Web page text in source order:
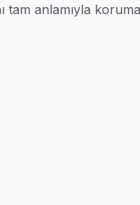
gerek yok
ekip, tümü
2 yıl parça garantisi
ekibimiz yanıt
1 Yıl Parça Güvencesi
tam anlamıyla